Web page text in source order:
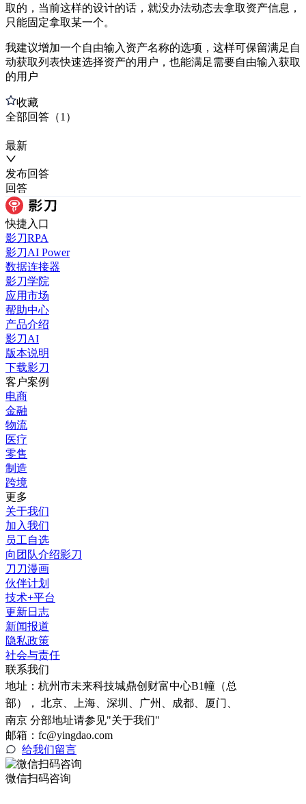
取的，当前这样的设计的话，就没办法动态去拿取资产信息，
只能固定拿取某一个。
我建议增加一个自由输入资产名称的选项，这样可保留满足自
动获取列表快速选择资产的用户，也能满足需要自由输入获取
的用户
收藏
全部回答 （1 ）
最新
发布回答
回答
快捷入口
影刀RPA
影刀AI Power
数据连接器
影刀学院
应用市场
帮助中心
产品介绍
影刀AI
版本说明
下载影刀
客户案例
电商
金融
物流
医疗
零售
制造
跨境
更多
关于我们
加入我们
员工自选
向团队介绍影刀
刀刀漫画
伙伴计划
技术+平台
更新日志
新闻报道
隐私政策
社会与责任
联系我们
地址： 杭州市未来科技城鼎创财富中心B1幢（总
部）， 北京、上海、深圳、广州、成都、厦门、
南京 分部地址请参见"关于我们"
邮箱：fc@yingdao.com
给我们留言
微信扫码咨询